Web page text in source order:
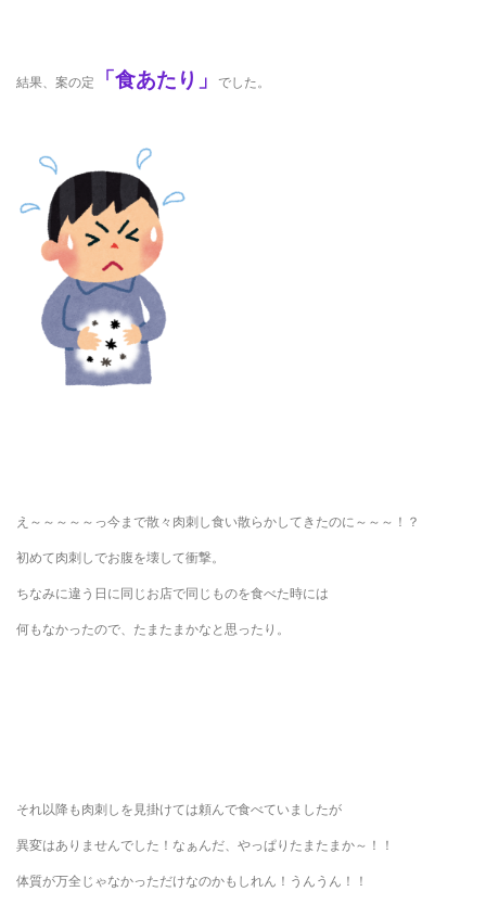
結果、案の定 「食あたり」 でした。
え～～～～～っ今まで散々肉刺し食い散らかしてきたのに～～～！？
初めて肉刺しでお腹を壊して衝撃。
ちなみに違う日に同じお店で同じものを食べた時には
何もなかったので、たまたまかなと思ったり。
それ以降も肉刺しを見掛けては頼んで食べていましたが
異変はありませんでした！なぁんだ、やっぱりたまたまか～！！
体質が万全じゃなかっただけなのかもしれん！うんうん！！